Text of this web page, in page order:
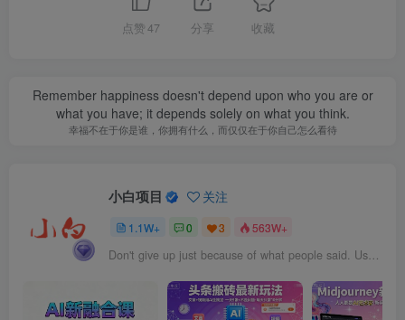
点赞 47 分享 收藏
Remember happiness doesn't depend upon who you are or
what you have; it depends solely on what you think.
幸福不在于你是谁，你拥有什么，而仅仅在于你自己怎么看待
小白项目 关注
1.1W+ 0 3 563W+
Don't give up just because of what people said. Use that as your motivation to push harder.